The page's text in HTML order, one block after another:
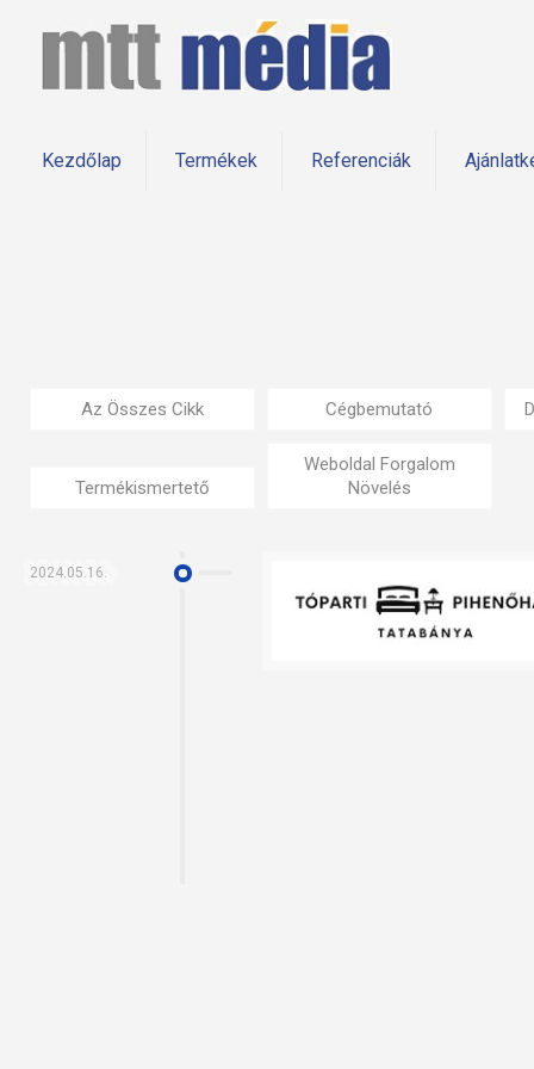
Kezdőlap Termékek Referenciák
Az Összes Cikk Cégbemutató
Termékismertető
Weboldal Forgalom
Növelés
2024.05.16.